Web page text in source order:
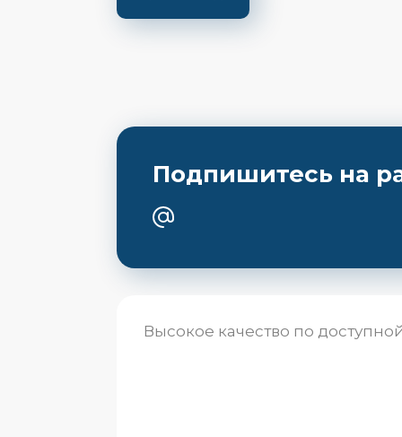
Высокое качество по
Подпишитесь на